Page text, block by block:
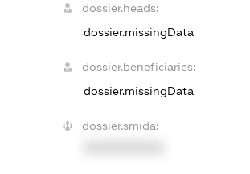
dossier.heads:
dossier.missingData
dossier.beneficiaries:
dossier.missingData
dossier.smida: